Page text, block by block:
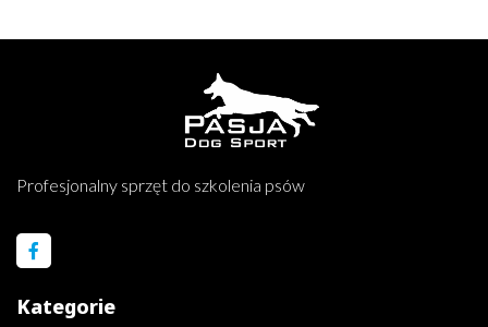
Profesjonalny sprzęt do szkolenia psów
Kategorie